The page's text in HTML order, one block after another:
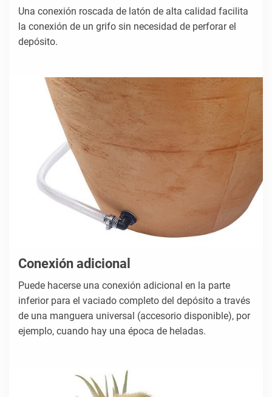
Una conexión roscada de latón de alta calidad facilita
la conexión de un grifo sin necesidad de perforar el
depósito.
Conexión adicional
Puede hacerse una conexión adicional en la parte
inferior para el vaciado completo del depósito a través
de una manguera universal (accesorio disponible), por
ejemplo, cuando hay una época de heladas.